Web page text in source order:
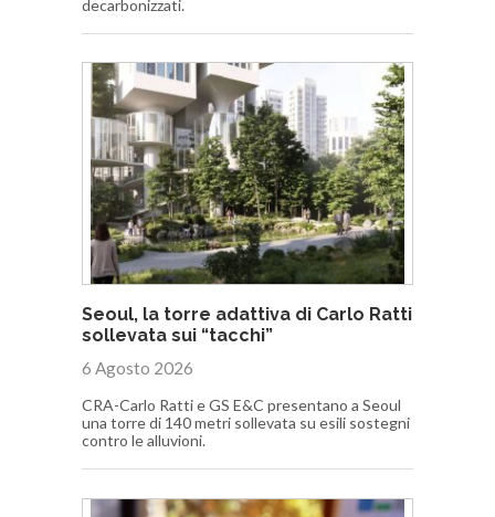
decarbonizzati.
Seoul, la torre adattiva di Carlo Ratti
sollevata sui “tacchi”
6 Agosto 2026
CRA-Carlo Ratti e GS E&C presentano a Seoul
una torre di 140 metri sollevata su esili sostegni
contro le alluvioni.